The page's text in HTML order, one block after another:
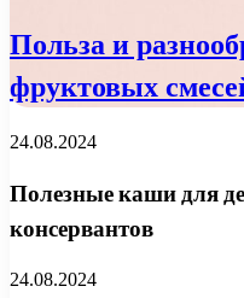
Польза и
фруктовых
24.08.2024
Полезные каши для
консервантов
24.08.2024